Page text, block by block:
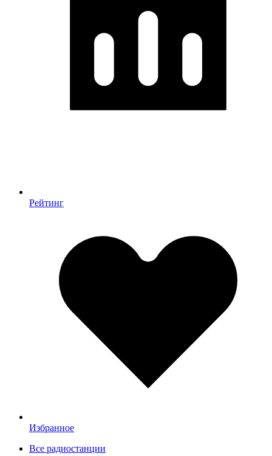
Рейтинг
Избранное
Все радиостанции